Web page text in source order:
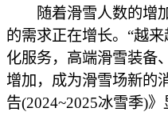
随着滑雪人数的增加
的需求正在增长。“越
化服务，高端滑雪装备
增加，成为滑雪场新的
告(2024~2025冰雪季)